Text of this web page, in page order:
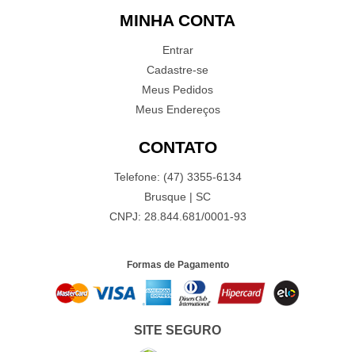
MINHA CONTA
Entrar
Cadastre-se
Meus Pedidos
Meus Endereços
CONTATO
Telefone: (47) 3355-6134
Brusque | SC
CNPJ: 28.844.681/0001-93
Formas de Pagamento
SITE SEGURO